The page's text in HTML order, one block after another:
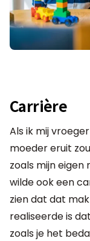
Carrière
Als ik mij
moeder eruit
zoals mijn eigen
wilde ook een
zien dat dat
realiseerde is
zoals je het